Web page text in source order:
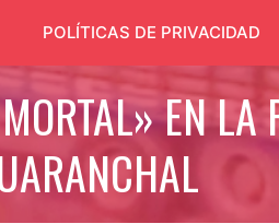
POLÍTICAS DE PRIVACIDAD
EN LA